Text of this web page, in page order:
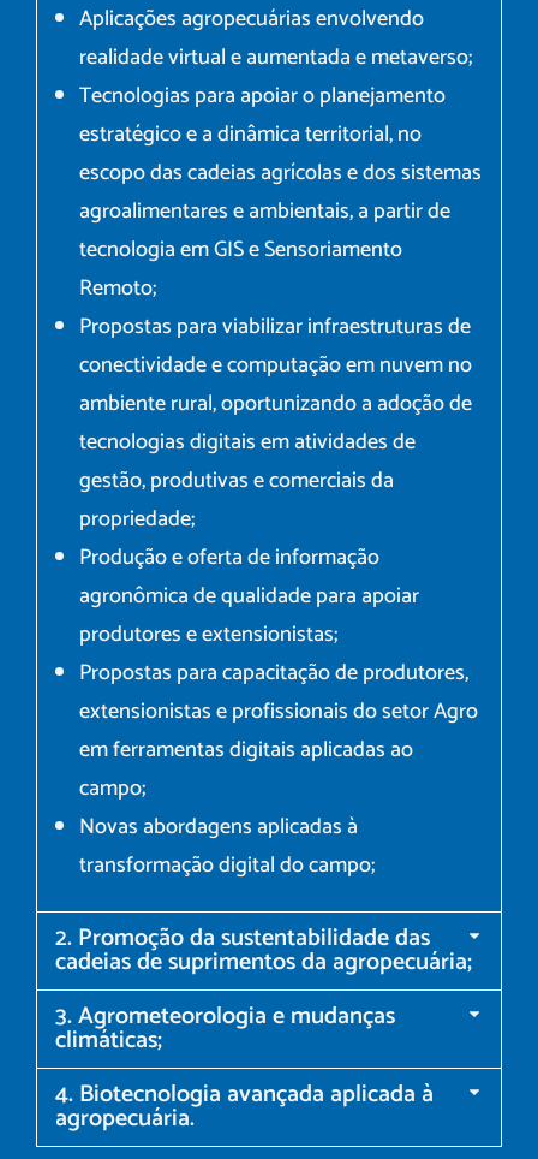
Aplicações agropecuárias envolvendo
realidade virtual e aumentada e metaverso;
Tecnologias para apoiar o planejamento
estratégico e a dinâmica territorial, no
escopo das cadeias agrícolas e dos sistemas
agroalimentares e ambientais, a partir de
tecnologia em GIS e Sensoriamento
Remoto;
Propostas para viabilizar infraestruturas de
conectividade e computação em nuvem no
ambiente rural, oportunizando a adoção de
tecnologias digitais em atividades de
gestão, produtivas e comerciais da
propriedade;
Produção e oferta de informação
agronômica de qualidade para apoiar
produtores e extensionistas;
Propostas para capacitação de produtores,
extensionistas e profissionais do setor Agro
em ferramentas digitais aplicadas ao
campo;
Novas abordagens aplicadas à
transformação digital do campo;
2. Promoção da sustentabilidade das
cadeias de suprimentos da agropecuária;
3. Agrometeorologia e mudanças
climáticas;
4. Biotecnologia avançada aplicada à
agropecuária.